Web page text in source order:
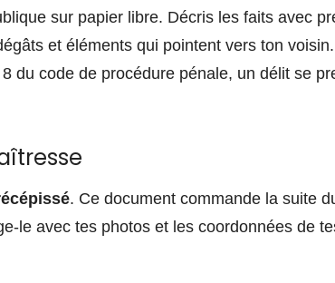
sur papier libre. Décris les faits avec
et éléments qui pointent vers ton
du code de procédure pénale, un délit se
. Ce document commande la suite
le avec tes photos et les coordonnées de